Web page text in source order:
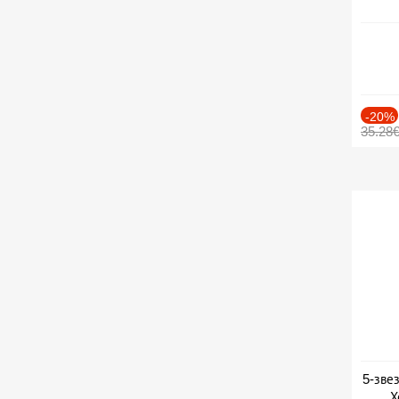
-20%
35.28€
5-